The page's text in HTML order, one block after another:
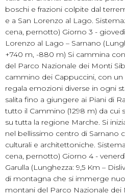
boschi e frazioni colpite dal
e a San Lorenzo al Lago.
cena, pernotto) Giorno 3 -
Lorenzo al Lago – Sarnano
+740 m, -880 m) Si cammina
del Parco Nazionale dei Monti
cammino dei Cappuccini, con
regala emozioni diverse in ogni
salita fino a giungere ai Piani di
tutto il Cammino (1298 m) da cui
su tutta la regione Marche. Si
nel bellissimo centro di Sarnano
culturali e architettoniche.
cena, pernotto) Giorno 4 -
Garulla (Lunghezza: 9,5 Km –
di montagna che si immerge
montani del Parco Nazionale dei